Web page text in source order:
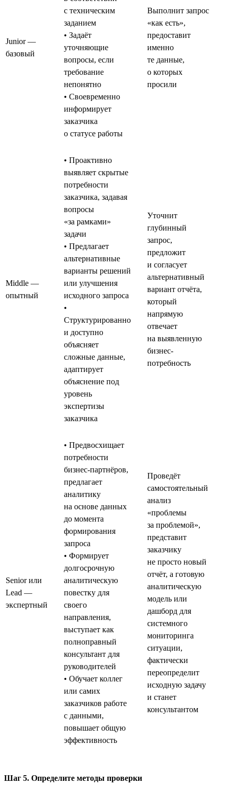
Junior —
базовый
с техническим
заданием
• Задаёт
уточняющие
вопросы, если
требование
непонятно
• Своевременно
информирует
заказчика
о статусе работы
Выполнит запрос
«как есть»,
предоставит
именно
те данные,
о которых
просили
Middle —
опытный
• Проактивно
выявляет скрытые
потребности
заказчика, задавая
вопросы
«за рамками»
задачи
• Предлагает
альтернативные
варианты решений
или улучшения
исходного запроса
•
Структурированно
и доступно
объясняет
сложные данные,
адаптирует
объяснение под
уровень
экспертизы
заказчика
Уточнит
глубинный
запрос,
предложит
и согласует
альтернативный
вариант отчёта,
который
напрямую
отвечает
на выявленную
бизнес-
потребность
Senior или
Lead —
экспертный
• Предвосхищает
потребности
бизнес-партнёров,
предлагает
аналитику
на основе данных
до момента
формирования
запроса
• Формирует
долгосрочную
аналитическую
повестку для
своего
направления,
выступает как
полноправный
консультант для
руководителей
• Обучает коллег
или самих
заказчиков работе
с данными,
повышает общую
эффективность
Проведёт
самостоятельный
анализ
«проблемы
за проблемой»,
представит
заказчику
не просто новый
отчёт, а готовую
аналитическую
модель или
дашборд для
системного
мониторинга
ситуации,
фактически
переопределит
исходную задачу
и станет
консультантом
Шаг 5. Определите методы проверки